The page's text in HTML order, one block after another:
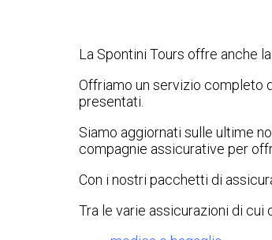
La Spontini Tours offre anche
Offriamo un servizio completo
presentati.
Siamo aggiornati sulle ultime
compagnie assicurative per
Con i nostri pacchetti di
Tra le varie assicurazioni di cui